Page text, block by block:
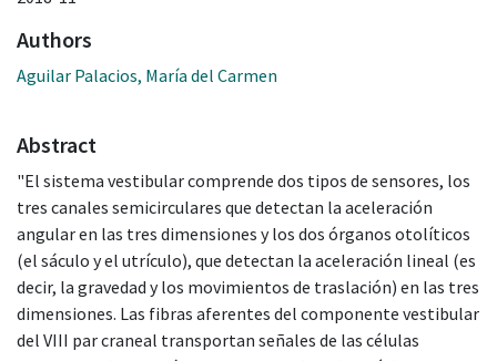
Authors
Aguilar Palacios, María del Carmen
Abstract
"El sistema vestibular comprende dos tipos de sensores, los
tres canales semicirculares que detectan la aceleración
angular en las tres dimensiones y los dos órganos otolíticos
(el sáculo y el utrículo), que detectan la aceleración lineal (es
decir, la gravedad y los movimientos de traslación) en las tres
dimensiones. Las fibras aferentes del componente vestibular
del VIII par craneal transportan señales de las células